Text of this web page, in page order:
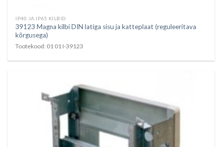
IP40 JA IP65 KILBID
39123 Magna kilbi DIN latiga sisu ja katteplaat (reguleeritava
kõrgusega)
Tootekood: 01 01 I-39123